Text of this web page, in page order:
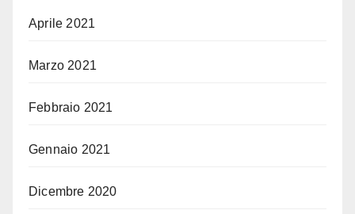
Aprile 2021
Marzo 2021
Febbraio 2021
Gennaio 2021
Dicembre 2020